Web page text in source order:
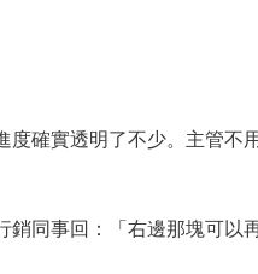
確實透明了不少。主管不
銷同事回：「右邊那塊